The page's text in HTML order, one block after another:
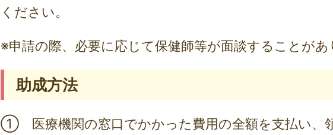
ください。
※申請の際、必要に応じて保健師等が面談することがあ
助成方法
① 医療機関の窓口でかかった費用の全額を支払い、